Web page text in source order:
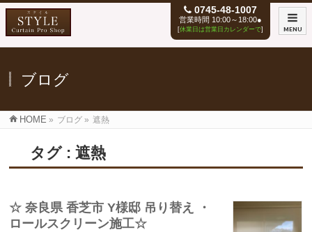
0745-48-1007
営業時間 10:00～18:00●
[休業日は営業日カレンダーで] MENU
ブログ
HOME » ブログ » 遮熱
タグ : 遮熱
☆ 奈良県 香芝市 Y様邸 吊り替え ・
ロールスクリーン施工☆